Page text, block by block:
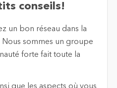
conseils!
un bon réseau dans la
Nous sommes un groupe
forte fait toute la